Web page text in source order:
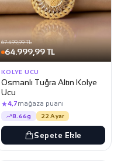
67.499,99 TL
64.999,99 TL
KOLYE UCU
Osmanlı Tuğra Altın Kolye
Ucu
★4,7mağaza puanı
8.66g 22 Ayar
Sepete Ekle